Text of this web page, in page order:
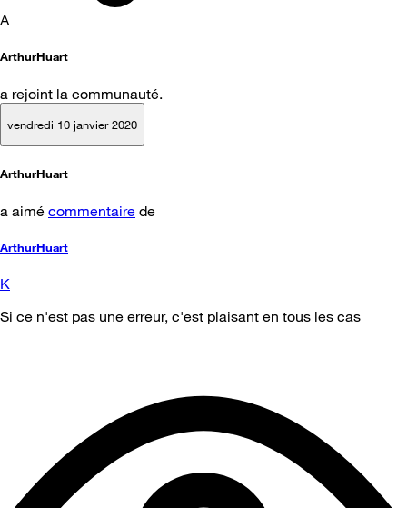
A
ArthurHuart
a rejoint la communauté.
vendredi 10 janvier 2020
ArthurHuart
a aimé commentaire de
ArthurHuart
K
Si ce n'est pas une erreur, c'est plaisant en tous les cas